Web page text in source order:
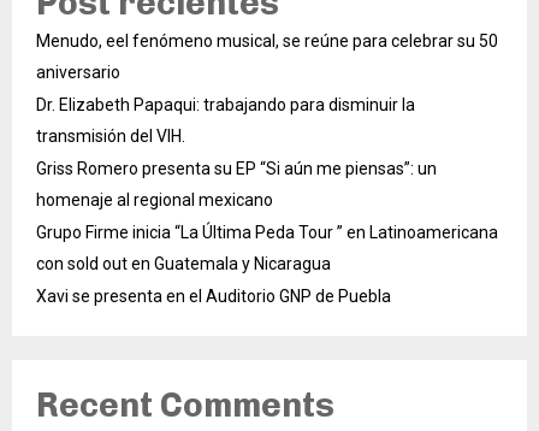
Menudo, eel fenómeno musical, se reúne para celebrar su 50
aniversario
Dr. Elizabeth Papaqui: trabajando para disminuir la
transmisión del VIH.
Griss Romero presenta su EP “Si aún me piensas”: un
homenaje al regional mexicano
Grupo Firme inicia “La Última Peda Tour ” en Latinoamericana
con sold out en Guatemala y Nicaragua
Xavi se presenta en el Auditorio GNP de Puebla
Recent Comments